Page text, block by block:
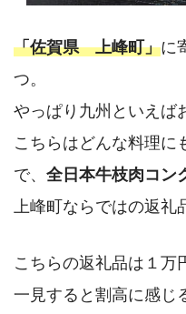
「佐賀県 上峰町」に
つ。
やっぱり九州といえば
こちらはどんな料理に
で、 全日本牛枝肉コン
上峰町ならではの返礼
こちらの返礼品は１万
一見すると割高に感じ